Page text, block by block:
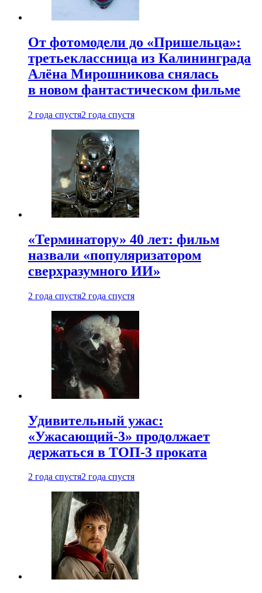
От фотомодели до «Пришельца»:
третьеклассница из Калининграда
Алёна Мирошникова снялась
в новом фантастическом фильме
2 года спустя2 года спустя
«Терминатору» 40 лет: фильм
назвали «популяризатором
сверхразумного ИИ»
2 года спустя2 года спустя
Удивительный ужас:
«Ужасающий-3» продолжает
держаться в ТОП-3 проката
2 года спустя2 года спустя